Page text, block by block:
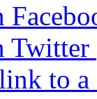
to